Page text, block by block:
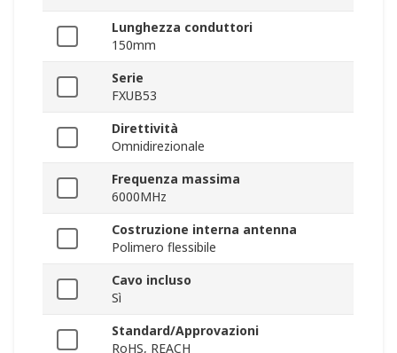
Lunghezza conduttori
150mm
Serie
FXUB53
Direttività
Omnidirezionale
Frequenza massima
6000MHz
Costruzione interna antenna
Polimero flessibile
Cavo incluso
Sì
Standard/Approvazioni
RoHS, REACH